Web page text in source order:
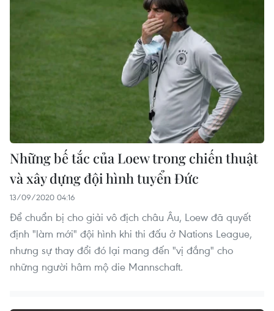
Những bế tắc của Loew trong chiến thuật
và xây dựng đội hình tuyển Đức
13/09/2020 04:16
Để chuẩn bị cho giải vô địch châu Âu, Loew đã quyết
định "làm mới" đội hình khi thi đấu ở Nations League,
nhưng sự thay đổi đó lại mang đến "vị đắng" cho
những người hâm mộ die Mannschaft.